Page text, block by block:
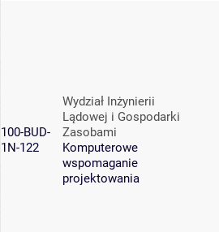
100-BUD-
1N-122
Wydział Inżynierii
Lądowej i Gospodarki
Zasobami
Komputerowe
wspomaganie
projektowania